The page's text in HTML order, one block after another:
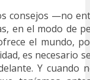
consejos —no
en el modo de
el mundo,
es necesario
Y cuando